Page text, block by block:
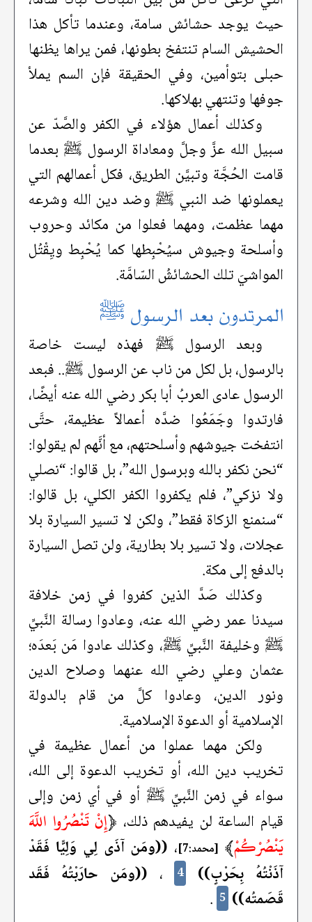
حيث يوجد حشائش سامة، وعندما تأكل هذا
الحشيش السام تنتفخ بطونها، فمن يراها يظنها
حبلى بتوأمين، وفي الحقيقة فإن السم يملأ
جوفها وتنتهي بهلاكها.
وكذلك أعمال هؤلاء في الكفر والصَّدّ عن
سبيل الله عزَّ وجلَّ ومعاداة الرسول ﷺ بعدما
قامت الحُجَّة وتبيَّن الطريق، فكل أعمالهم التي
يعملونها ضد النبي ﷺ وضد دين الله وشرعه
مهما عظمت، ومهما فعلوا من مكائد وحروب
وأسلحة وجيوش سيُحْبِطها كما يُحْبِط ويِقْتُل
المواشيَ تلك الحشائشُ السّامَّة.
المرتدون بعد الرسول ﷺ
وبعد الرسول ﷺ فهذه ليست خاصة
بالرسول، بل لكل من ناب عن الرسول ﷺ.. فبعد
الرسول عادى العربُ أبا بكر رضي الله عنه أيضًا،
فارتدوا وجَمَعُوا ضدَّه أعمالاً عظيمة، حتَّى
انتفخت جيوشهم وأسلحتهم، مع أنَّهم لم يقولوا:
“نحن نكفر بالله وبرسول الله”، بل قالوا: “نصلي
ولا نزكي”، فلم يكفروا الكفر الكلي، بل قالوا:
“سنمنع الزكاة فقط”، ولكن لا تسير السيارة بلا
عجلات، ولا تسير بلا بطارية، ولن تصل السيارة
بالدفع إلى مكة.
وكذلك صَدَّ الذين كفروا في زمن خلافة
سيدنا عمر رضي الله عنه، وعادوا رسالة النَّبيِّ
ﷺ وخليفة النَّبيِّ ﷺ، وكذلك عادوا مَن بَعدَه؛
عثمان وعلي رضي الله عنهما وصلاح الدين
ونور الدين، وعادوا كلَّ من قام بالدولة
الإسلامية أو الدعوة الإسلامية.
ولكن مهما عملوا من أعمال عظيمة في
تخريب دين الله، أو تخريب الدعوة إلى الله،
سواء في زمن النَّبيِّ ﷺ أو في أي زمن وإلى
قيام الساعة لن يفيدهم ذلك، ﴿إِنْ تَنْصُرُوا اللَّهَ
يَنْصُرْكُمْ﴾ [محمد:7] ، ((ومَن آذَى لِي وَلِيًّا فَقَدْ
آذَنْتُهُ بِحَرْبٍ))
4 ، ((ومَن حارَبْتُهُ فَقَد
قَصَمتُه)) 5
.